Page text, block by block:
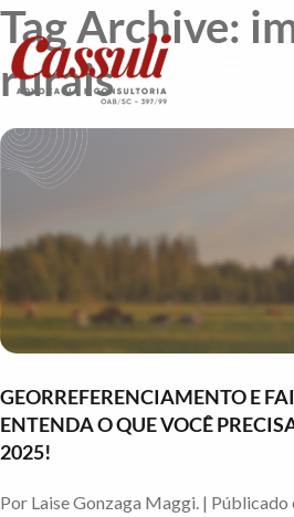
Tag Archive:
rurais
GEORREFERENCIAMENTO E
ENTENDA O QUE VOCÊ
2025!
Por Laise Gonzaga Maggi. |